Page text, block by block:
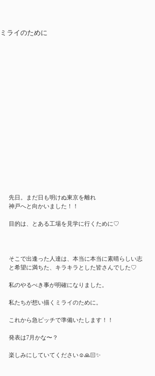
ミライのために
先日。まだ日も明けぬ東京を離れ
神戸へと向かいました！！
目的は、とある工場を見学に行くために♡
そこで出逢った人達は、本当に本当に素晴らしい志
と希望に満ちた、キラキラとした皆さんでした♡
私のやるべき事が明確になりました。
私たちが想い描くミライのために。
これから急ピッチで準備いたします！！
発表は7月かな〜？
楽しみにしていてください☺️🙏🏻✨